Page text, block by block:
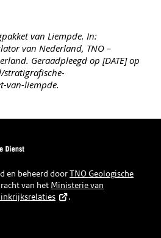
van Liempde. In:
van Nederland, TNO –
Geraadpleegd op [DATE] op
van-liempde.
en beheerd doorTNO Geologische
van het Ministerie van
.